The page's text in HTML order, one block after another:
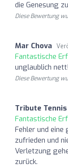
die Genesung
Diese Bewertung
Mar Chova
Fantastische
unglaublich nett!
Diese Bewertung
Tribute Tennis
Fantastische
Fehler und eine
zufrieden und
Verletzung
zurück.